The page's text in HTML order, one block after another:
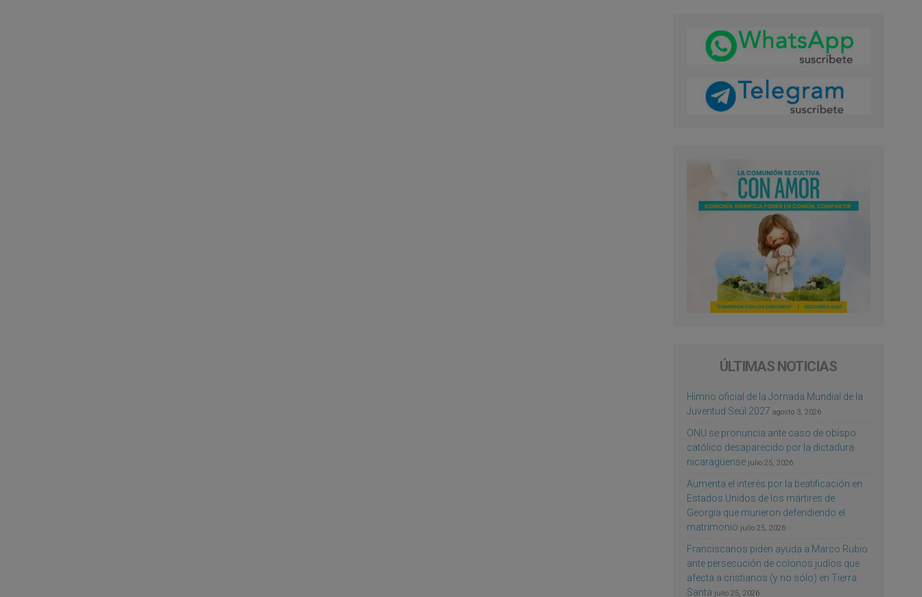
ÚLTIMAS NOTICIAS
Himno oficial de la Jornada Mundial de la
Juventud Seúl 2027 agosto 3, 2026
ONU se pronuncia ante caso de obispo
católico desaparecido por la dictadura
nicaragüense julio 25, 2026
Aumenta el interés por la beatificación en
Estados Unidos de los mártires de
Georgia que murieron defendiendo el
matrimonio julio 25, 2026
Franciscanos piden ayuda a Marco Rubio
ante persecución de colonos judíos que
afecta a cristianos (y no sólo) en Tierra
Santa julio 25, 2026